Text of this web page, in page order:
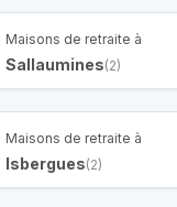
Maisons de retraite à
Sallaumines(2)
Maisons de retraite à
Isbergues(2)